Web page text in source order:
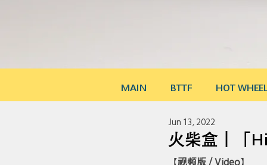
火柴盒｜「
Jun 13, 2022
【视频版 / Video】
MAIN BTTF HOT